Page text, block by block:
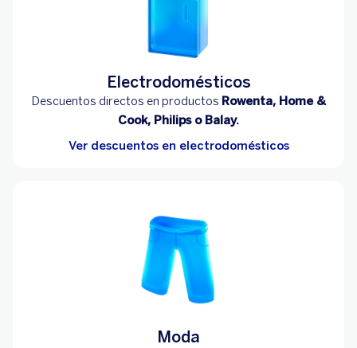
Electrodomésticos
Descuentos directos en productos Rowenta, Home &
Cook, Philips o Balay.
Ver descuentos en electrodomésticos
Moda